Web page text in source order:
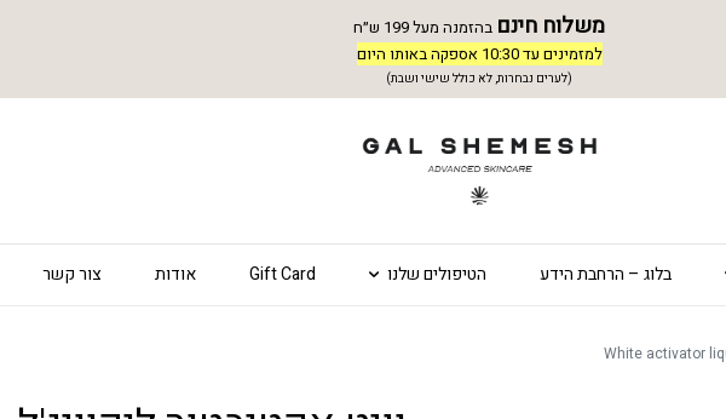
משלוח חינם בהזמנה מעל 199 ש״ח
למזמינים עד 10:30 אספקה באותו היום
(לערים נבחרות, לא כולל שישי ושבת)
בלוג – הרחבת הידע הטיפולים שלנו Gift Card אודות צור קשר